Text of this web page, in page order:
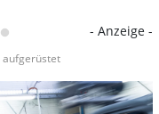
- Anzeige -
aufgerüstet